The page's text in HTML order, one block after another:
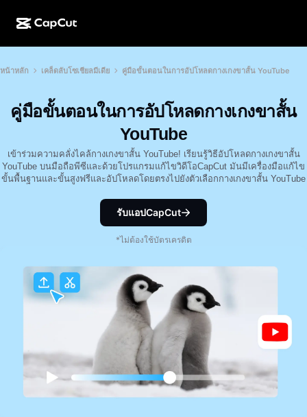
CapCut บนเดสก์ท็อป
CapCut ออนไลน์
CapCut บนมือถือ
Dreamina AI
การสร้างผลงานด้วย AI
การดีไซน์ด้วย AI
ตัวสร้างวิดีโอ AI
เครื่องมือสร้างรูปภาพ AI
เครื่องมือปรับปรุงรูปภาพ AI
Dreamina Seedance 2.5
Nano Banana Pro
Gemini Omni
ข้อความและเสียง
คำบรรยายอัตโนมัติ
ฟีเจอร์
เครื่องมือ AI
เครื่องมือสร้างและแก้ไขรูปภาพ
เครื่องมือสร้างและแก้ไขเสียงพูด
โซเชียลมีเดีย
ไลฟ์สไตล์และวล็อก
ดีไซน์แบบปรับแต่งเอง
แม่แบบโซเชียลมีเดีย
แม่แบบเทศกาลวันหยุด
แม่แบบวันครบรอบ
แม่แบบเอฟเฟกต์
แม่แบบธุรกิจ
แม่แบบอุตสาหกรรม
เกี่ยวกับ
ชุมชน
พันธมิตร
โปรแกรมไพโอเนียร์
โปรแกรมพันธมิตรเพื่อการสร้างสรรค์
ศูนย์ความเชื่อถือ
ศูนย์ช่วยเหลือ
หน้าหลัก เคล็ดลับโซเชียลมีเดีย คู่มือขั้นตอนในการอัปโหลดกางเกงขาสั้น YouTube
คู่มือขั้นตอนในการอัปโหลดกางเกงขาสั้น
YouTube
เข้าร่วมความคลั่งไคล้กางเกงขาสั้น YouTube! เรียนรู้วิธีอัปโหลดกางเกงขาสั้น
YouTube บนมือถือพีซีและด้วยโปรแกรมแก้ไขวิดีโอCapCut มันมีเครื่องมือแก้ไข
ขั้นพื้นฐานและขั้นสูงฟรีและอัปโหลดโดยตรงไปยังตัวเลือกกางเกงขาสั้น YouTube
รับแอปCapCut
*ไม่ต้องใช้บัตรเครดิต